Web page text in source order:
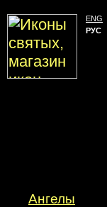
ENG
РУС
Ангелы